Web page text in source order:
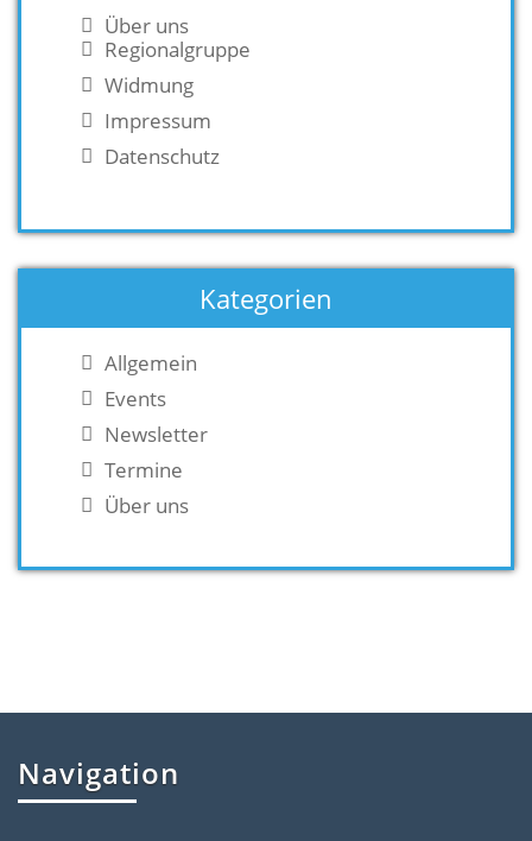
Über uns
Regionalgruppe
Widmung
Impressum
Datenschutz
Kategorien
Allgemein
Events
Newsletter
Termine
Über uns
Navigation